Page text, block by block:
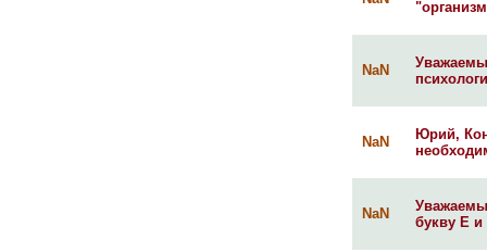
NaN
NaN
Юрий,
NaN
букву Е и